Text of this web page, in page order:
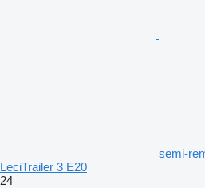
semi-
LeciTrailer 3 E20
24